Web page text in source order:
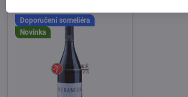
Doporučení someliéra
Novinka